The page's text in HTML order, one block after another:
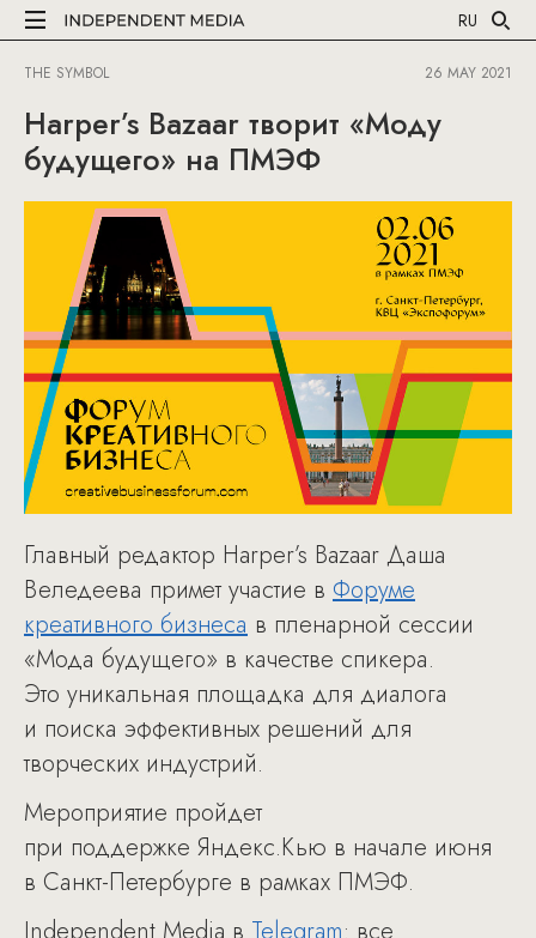
RU
THE SYMBOL 26 MAY 2021
Harper’s Bazaar творит «Моду
будущего» на ПМЭФ
Главный редактор Harper’s Bazaar Даша
Веледеева примет участие в Форуме
креативного бизнеса в пленарной сессии
«Мода будущего» в качестве спикера.
Это уникальная площадка для диалога
и поиска эффективных решений для
творческих индустрий.
Мероприятие пройдет
при поддержке Яндекс.Кью в начале июня
в Санкт-Петербурге в рамках ПМЭФ.